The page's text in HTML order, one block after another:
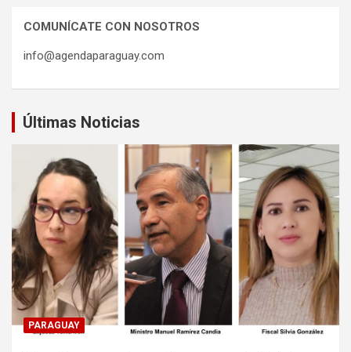
COMUNÍCATE CON NOSOTROS
info@agendaparaguay.com
Últimas Noticias
PARAGUAY